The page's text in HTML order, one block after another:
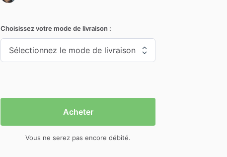
Choisissez votre mode de livraison :
Acheter
Vous ne serez pas encore débité.